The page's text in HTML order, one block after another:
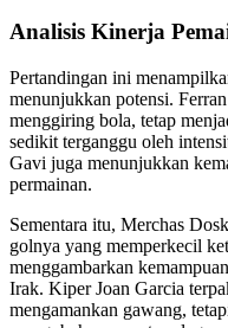
Analisis Kinerja
Pertandingan ini
menunjukkan potensi.
menggiring bola, tetap
sedikit terganggu oleh
Gavi juga menunjukkan
permainan.
Sementara itu, Merchas
golnya yang memperkecil
menggambarkan
Irak. Kiper Joan Garcia
mengamankan gawang,